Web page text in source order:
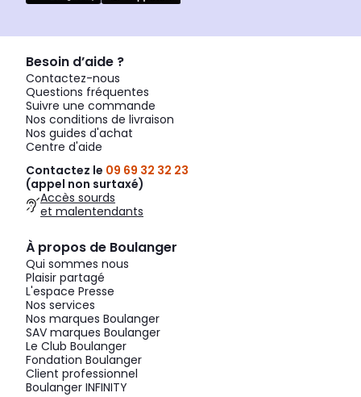
Besoin d’aide ?
Contactez-nous
Questions fréquentes
Suivre une commande
Nos conditions de livraison
Nos guides d'achat
Centre d'aide
Contactez le 09 69 32 32 23
(appel non surtaxé)
Accès sourds
et malentendants
À propos de Boulanger
Qui sommes nous
Plaisir partagé
L'espace Presse
Nos services
Nos marques Boulanger
SAV marques Boulanger
Le Club Boulanger
Fondation Boulanger
Client professionnel
Boulanger INFINITY